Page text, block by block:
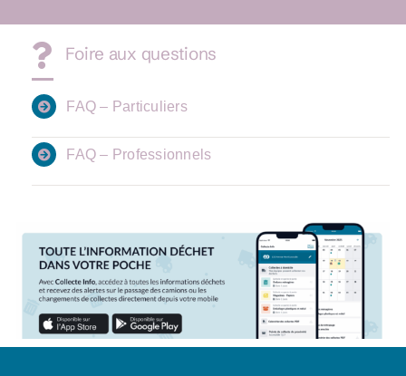
Foire aux questions
FAQ – Particuliers
FAQ – Professionnels